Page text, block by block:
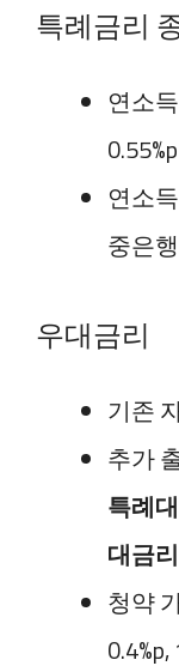
특례금리
연소
연소
중은
우대금리
기존
추가
특례
대금
청약